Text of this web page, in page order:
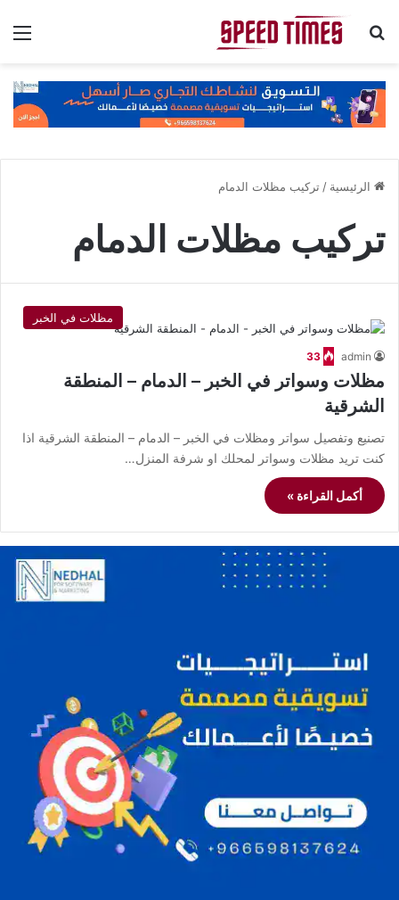
بحث عن
الرئيسية / تركيب مظلات الدمام
تركيب مظلات الدمام
مظلات في الخبر
admin
33
مظلات وسواتر في الخبر – الدمام – المنطقة
الشرقية
تصنيع وتفصيل سواتر ومظلات في الخبر – الدمام – المنطقة الشرقية اذا
كنت تريد مظلات وسواتر لمحلك او شرفة المنزل…
أكمل القراءة »